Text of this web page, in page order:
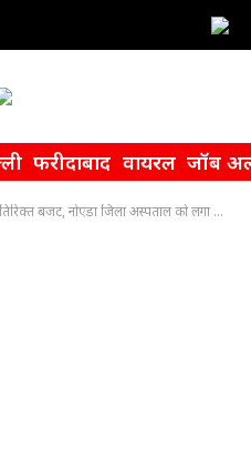
फरीदाबाद वायरल जॉब
बजट, नोएडा जिला अस्पताल को लगा बड़ा झटका